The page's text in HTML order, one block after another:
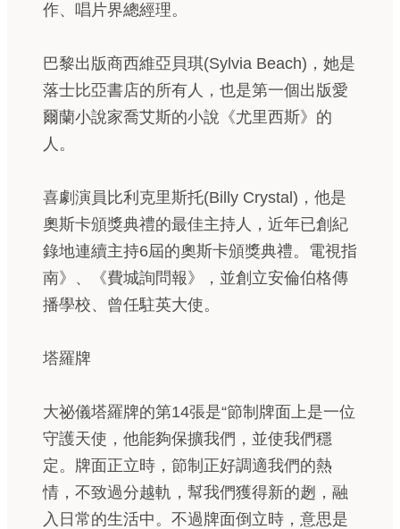
作、唱片界總經理。
巴黎出版商西維亞貝琪(Sylvia Beach)，她是
落士比亞書店的所有人，也是第一個出版愛
爾蘭小說家喬艾斯的小說《尤里西斯》的
人。
喜劇演員比利克里斯托(Billy Crystal)，他是
奧斯卡頒獎典禮的最佳主持人，近年已創紀
錄地連續主持6屆的奧斯卡頒獎典禮。電視指
南》、《費城詢問報》，並創立安倫伯格傳
播學校、曾任駐英大使。
塔羅牌
大祕儀塔羅牌的第14張是“節制牌面上是一位
守護天使，他能夠保擴我們，並使我們穩
定。牌面正立時，節制正好調適我們的熱
情，不致過分越軌，幫我們獲得新的趔，融
入日常的生活中。不過牌面倒立時，意思是